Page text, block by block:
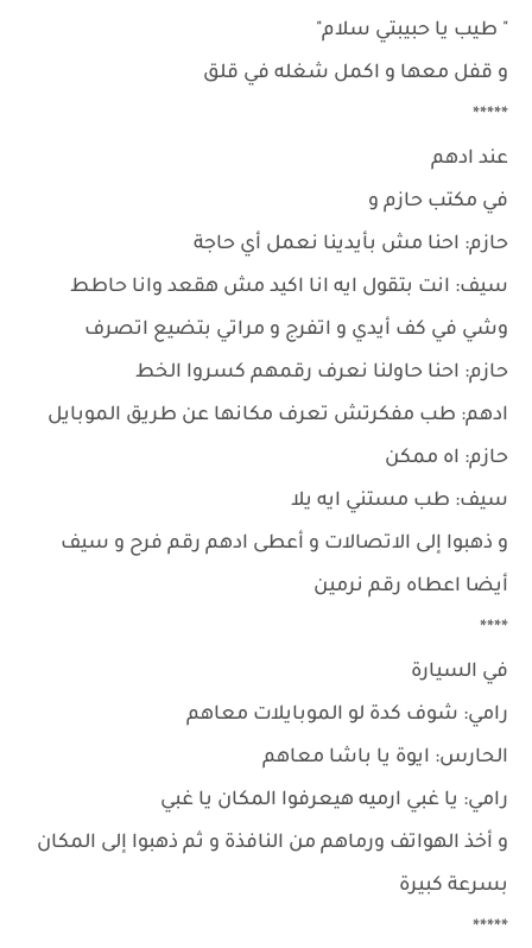
" طيب يا حبيبتي سلام"
و قفل معها و اكمل شغله في قلق
*****
عند ادهم
في مكتب حازم و
حازم: احنا مش بأيدينا نعمل أي حاجة
سيف: انت بتقول ايه انا اكيد مش هقعد وانا حاطط
وشي في كف أيدي و اتفرج و مراتي بتضيع اتصرف
حازم: احنا حاولنا نعرف رقمهم كسروا الخط
ادهم: طب مفكرتش تعرف مكانها عن طريق الموبايل
حازم: اه ممكن
سيف: طب مستني ايه يلا
و ذهبوا إلى الاتصالات و أعطى ادهم رقم فرح و سيف
أيضا اعطاه رقم نرمين
****
في السيارة
رامي: شوف كدة لو الموبايلات معاهم
الحارس: ايوة يا باشا معاهم
رامي: يا غبي ارميه هيعرفوا المكان يا غبي
و أخذ الهواتف ورماهم من النافذة و ثم ذهبوا إلى المكان
بسرعة كبيرة
*****